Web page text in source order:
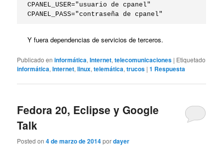
CPANEL_USER="usuario de cpanel"
Y fuera dependencias de servicios de terceros.
Publicado en informática,Internet,telecomunicaciones | Etiquetado
informática,Internet,linux,telemática,trucos |1 Respuesta
Fedora 20, Eclipse y Google
Talk
Posted on4 de marzo de 2014pordayer